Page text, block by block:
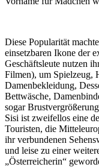
Diese Popularität
einsetzbaren Ikone der
Geschäftsleute nutzen
Filmen), um Spielzeug,
Damenbekleidung,
Bettwäsche,
sogar
Sisi ist zweifellos eine
Touristen, die
ihr verbundenen
und leise zu einer
„Österreicherin“